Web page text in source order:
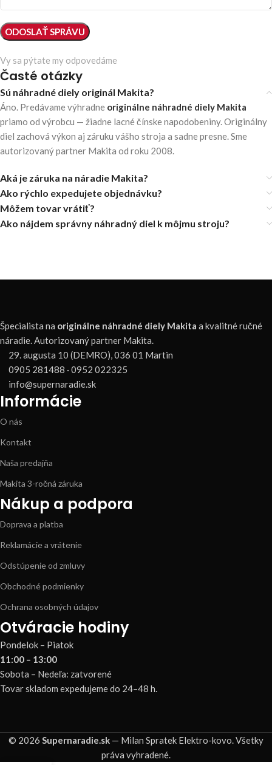
Vy sa pýtate my odpovedáme
Časté otázky
Sú náhradné diely originál Makita?
Áno. Predávame výhradne originálne náhradné diely Makita
priamo od výrobcu — žiadne lacné čínske napodobeniny. Originálny
diel zachová výkon aj záruku vášho stroja a sadne presne. Sme
autorizovaný partner Makita od roku 2008.
Aká je záruka na náradie Makita?
Ako rýchlo expedujete objednávku?
Môžem tovar vrátiť?
Ako nájdem správny náhradný diel k môjmu stroju?
Špecialista na originálne náhradné diely Makita a kvalitné ručné
náradie. Autorizovaný partner Makita.
29. augusta 10 (DEMRO), 036 01 Martin
0905 281488 · 0952 022325
info@supernaradie.sk
Informácie
O nás
Kontakt
Naša predajňa
Makita 3-ročná záruka
Nákup a podpora
Doprava a platba
Reklamácie a vrátenie
Odstúpenie od zmluvy
Obchodné podmienky
Ochrana osobných údajov
Otváracie hodiny
Pondelok – Piatok
11:00 – 13:00
Sobota – Nedeľa: zatvorené
Tovar skladom expedujeme do 24–48 h.
© 2026 Supernaradie.sk — Milan Spratek Elektro-kovo. Všetky
práva vyhradené.